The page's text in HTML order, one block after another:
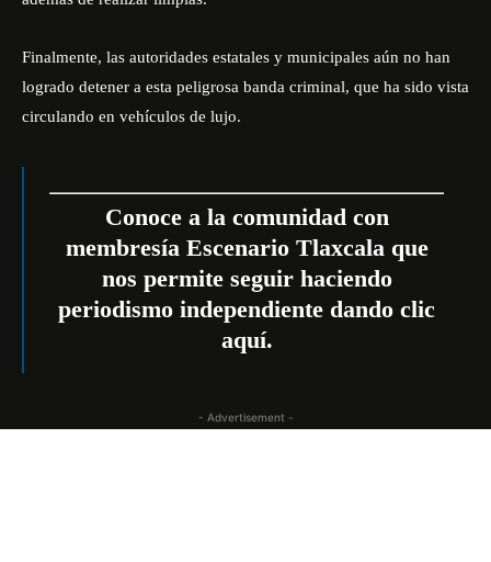
Finalmente, las autoridades estatales y municipales aún no han
logrado detener a esta peligrosa banda criminal, que ha sido vista
circulando en vehículos de lujo.
Conoce a la comunidad con
membresía Escenario Tlaxcala que
nos permite seguir haciendo
periodismo independiente dando clic
aquí.
- Advertisement -